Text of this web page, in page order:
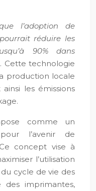
l’adoption de
réduire les
90% dans
. Cette technologie
production locale
les émissions
comme un
l’avenir de
Ce concept vise à
l’utilisation
cycle de vie des
des imprimantes,